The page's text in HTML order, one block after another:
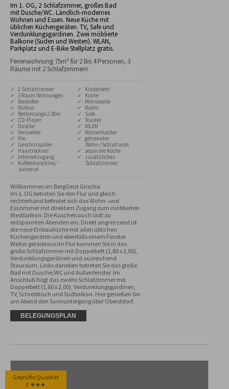
Im 1. OG, 2 Schlafzimmer, großes Bad
mit Dusche/WC. Ländlich-modernes
Wohnen und Essen. Neue Küche mit
üblichen Küchengeräten. TV, Safe und
Verdunklungsgardinen. Zwei möblierte
Balkone (Süden und Westen). WLAN,
Parkplatz und E-Bike Stellplatz gratis.
Ferienwohnung 75m² für 2 Bis 4 Personen, 3
Räume mit 2 Schlafzimmern
✓ 2 Schlafzimmer
✓ 3 Raum Wohnungen
✓ Backofen
✓ Balkon
✓ Bettenlänge 2.00m
✓ CD-Player
✓ Dusche
✓ Fernseher
✓ Fön
✓ Geschirrspüler
✓ Haartrockner
✓ Internetzugang
✓ Kaffeemaschine/ -
automat
✓ Kinderbett
✓ Küche
✓ Mikrowelle
✓ Radio
✓ Safe
✓ Toaster
✓ WLAN
✓ Wasserkocher
✓ getrennter
Wohn-/Schlafraum
✓ separate Küche
✓ zusätzliches
Schlafzimmer
Willkommen im BergGeist Grischa
Im 1. OG betreten Sie den Flur und gleich
rechterhand befindet sich das Wohn- und
Esszimmer mit direktem Zugang zum möblierten
Westbalkon. Die Kuschelcouch lädt zu
entspannten Abenden ein. Direkt angrenzend ist
die neue Einbauküche mit allen üblichen
Küchengeräten und ebenfalls einem Fenster.
Weiter geradeaus im Flur kommen Sie in das
große Schlafzimmer mit Doppelbett (1,80 x 2,00),
Verdunklungsgardinen und ausreichend
Stauraum. Links daneben betreten Sie das große
Bad mit Dusche/WC und Außenfenster. Im
Anschluß folgt das zweite Schlafzimmer mit
Doppelbett (1,60 x 2,00), Verdunklungsgardinen,
TV, Schreibtisch und Südbalkon. Hier genießen Sie
am Abend den Sonnuntergang über Oberstdorf.
BELEGUNGSPLAN
Geprüfte Qualität
F ✷✷✷